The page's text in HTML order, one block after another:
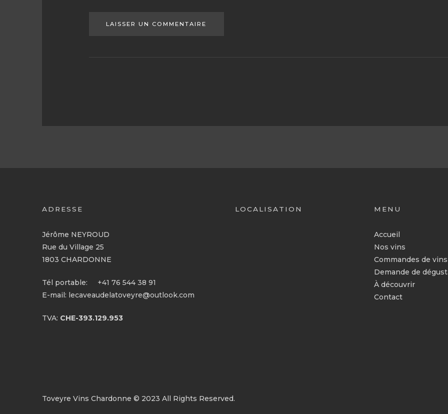
ADRESSE
Jérôme NEYROUD
Rue du Village 25
1803 CHARDONNE
Tél portable: +41 76 544 38 91
E-mail: lecaveaudelatoveyre@outlook.com
TVA: CHE-393.129.953
LOCALISATION MENU
Accueil
Nos vins
Commandes de vins
Demande de
À découvrir
Contact
Toveyre Vins Chardonne © 2023 All Rights Reserved.